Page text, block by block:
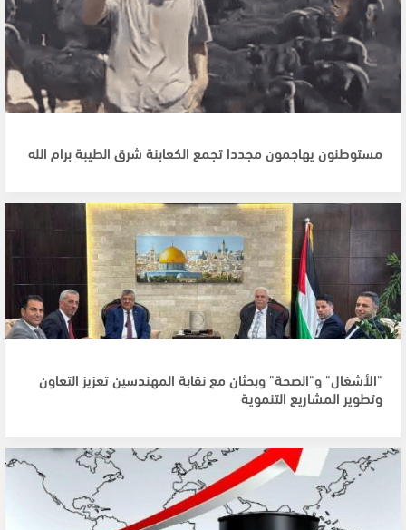
مستوطنون يهاجمون مجددا تجمع الكعابنة شرق الطيبة برام الله
"الأشغال" و"الصحة" وبحثان مع نقابة المهندسين تعزيز التعاون
وتطوير المشاريع التنموية